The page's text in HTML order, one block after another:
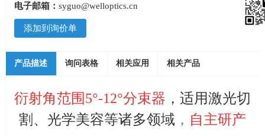
电子邮箱：syguo@welloptics.cn
添加到询价单
产品描述 询问表格 相关应用 相关产品
衍射角范围 5°-12°分束器 ，适用激光切
割、光学美容等诸多领域 ， 自主研产